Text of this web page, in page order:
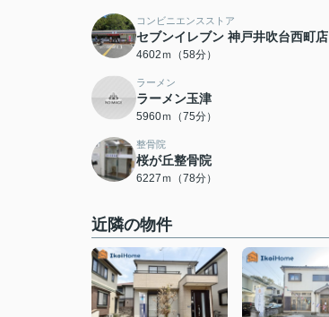
コンビニエンスストア
セブンイレブン 神戸井吹台西町店
4602ｍ（58分）
ラーメン
ラーメン玉津
5960ｍ（75分）
整骨院
桜が丘整骨院
6227ｍ（78分）
近隣の物件